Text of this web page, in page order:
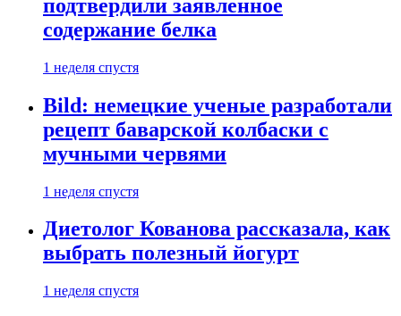
подтвердили заявленное
содержание белка
1 неделя спустя
Bild: немецкие ученые разработали
рецепт баварской колбаски с
мучными червями
1 неделя спустя
Диетолог Кованова рассказала, как
выбрать полезный йогурт
1 неделя спустя